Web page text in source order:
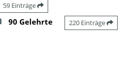
59 Einträge
90 Gelehrte 220 Einträge